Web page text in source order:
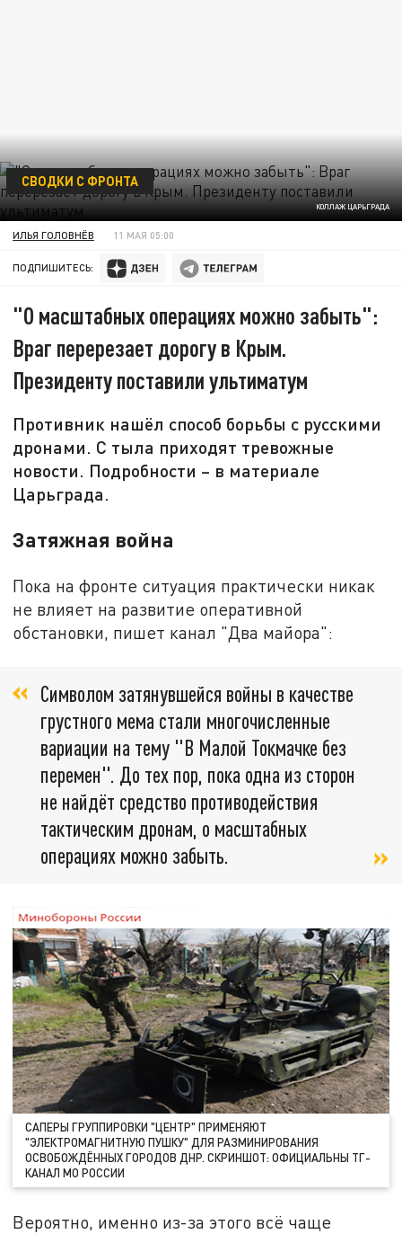
КОЛЛАЖ ЦАРЬГРАДА
СВОДКИ С ФРОНТА
ИЛЬЯ ГОЛОВНЁВ 11 МАЯ 05:00
ПОДПИШИТЕСЬ:
"О масштабных операциях можно забыть":
Враг перерезает дорогу в Крым.
Президенту поставили ультиматум
Противник нашёл способ борьбы с русскими
дронами. С тыла приходят тревожные
новости. Подробности – в материале
Царьграда.
Затяжная война
Пока на фронте ситуация практически никак
не влияет на развитие оперативной
обстановки, пишет канал "Два майора":
Символом затянувшейся войны в качестве
грустного мема стали многочисленные
вариации на тему "В Малой Токмачке без
перемен". До тех пор, пока одна из сторон
не найдёт средство противодействия
тактическим дронам, о масштабных
операциях можно забыть.
САПЕРЫ ГРУППИРОВКИ "ЦЕНТР" ПРИМЕНЯЮТ
"ЭЛЕКТРОМАГНИТНУЮ ПУШКУ" ДЛЯ РАЗМИНИРОВАНИЯ
ОСВОБОЖДЁННЫХ ГОРОДОВ ДНР. СКРИНШОТ: ОФИЦИАЛЬНЫ ТГ-
КАНАЛ МО РОССИИ
Вероятно, именно из-за этого всё чаще